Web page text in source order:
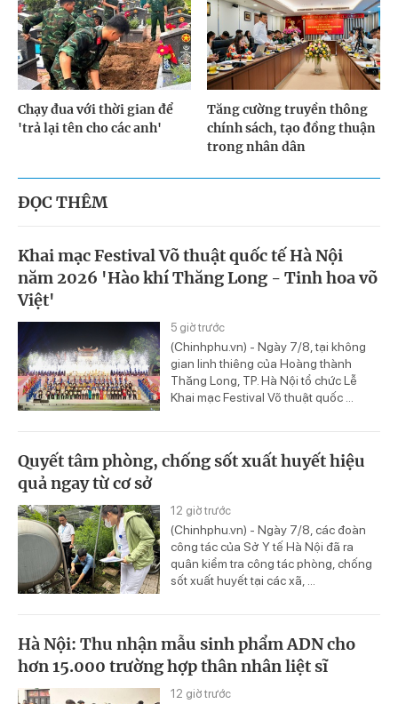
Chạy đua với thời gian để
'trả lại tên cho các anh'
Tăng cường truyền thông
chính sách, tạo đồng thuận
trong nhân dân
ĐỌC THÊM
Khai mạc Festival Võ thuật quốc tế Hà Nội
năm 2026 'Hào khí Thăng Long - Tinh hoa võ
Việt'
5 giờ trước
(Chinhphu.vn) - Ngày 7/8, tại không
gian linh thiêng của Hoàng thành
Thăng Long, TP. Hà Nội tổ chức Lễ
Khai mạc Festival Võ thuật quốc ...
Quyết tâm phòng, chống sốt xuất huyết hiệu
quả ngay từ cơ sở
12 giờ trước
(Chinhphu.vn) - Ngày 7/8, các đoàn
công tác của Sở Y tế Hà Nội đã ra
quân kiểm tra công tác phòng, chống
sốt xuất huyết tại các xã, ...
Hà Nội: Thu nhận mẫu sinh phẩm ADN cho
hơn 15.000 trường hợp thân nhân liệt sĩ
12 giờ trước